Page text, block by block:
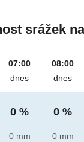
srážek
07:00
dnes
0 %
0 mm
08:00
dnes
0 %
0 mm